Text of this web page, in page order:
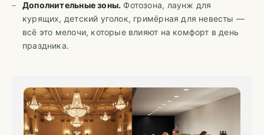
Дополнительные зоны. Фотозона, лаунж для
курящих, детский уголок, гримёрная для невесты —
всё это мелочи, которые влияют на комфорт в день
праздника.